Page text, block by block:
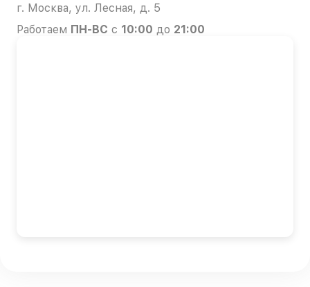
г. Москва, ул. Лесная, д. 5
Работаем ПН-ВС с 10:00 до 21:00